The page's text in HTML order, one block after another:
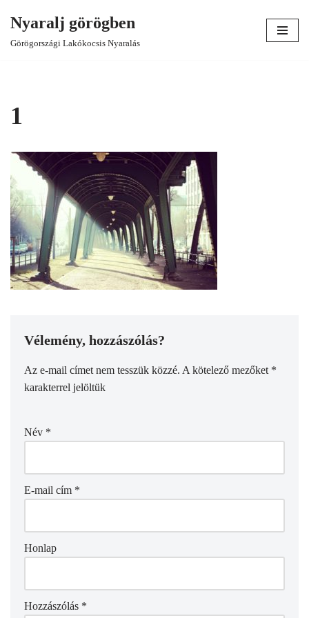
Skip
Nyaralj görögben
Görögországi Lakókocsis Nyaralás
1
Vélemény, hozzászólás?
Az e-mail címet nem tesszük közzé. A kötelező mezőket *
karakterrel jelöltük
Név *
E-mail cím *
Honlap
Hozzászólás *